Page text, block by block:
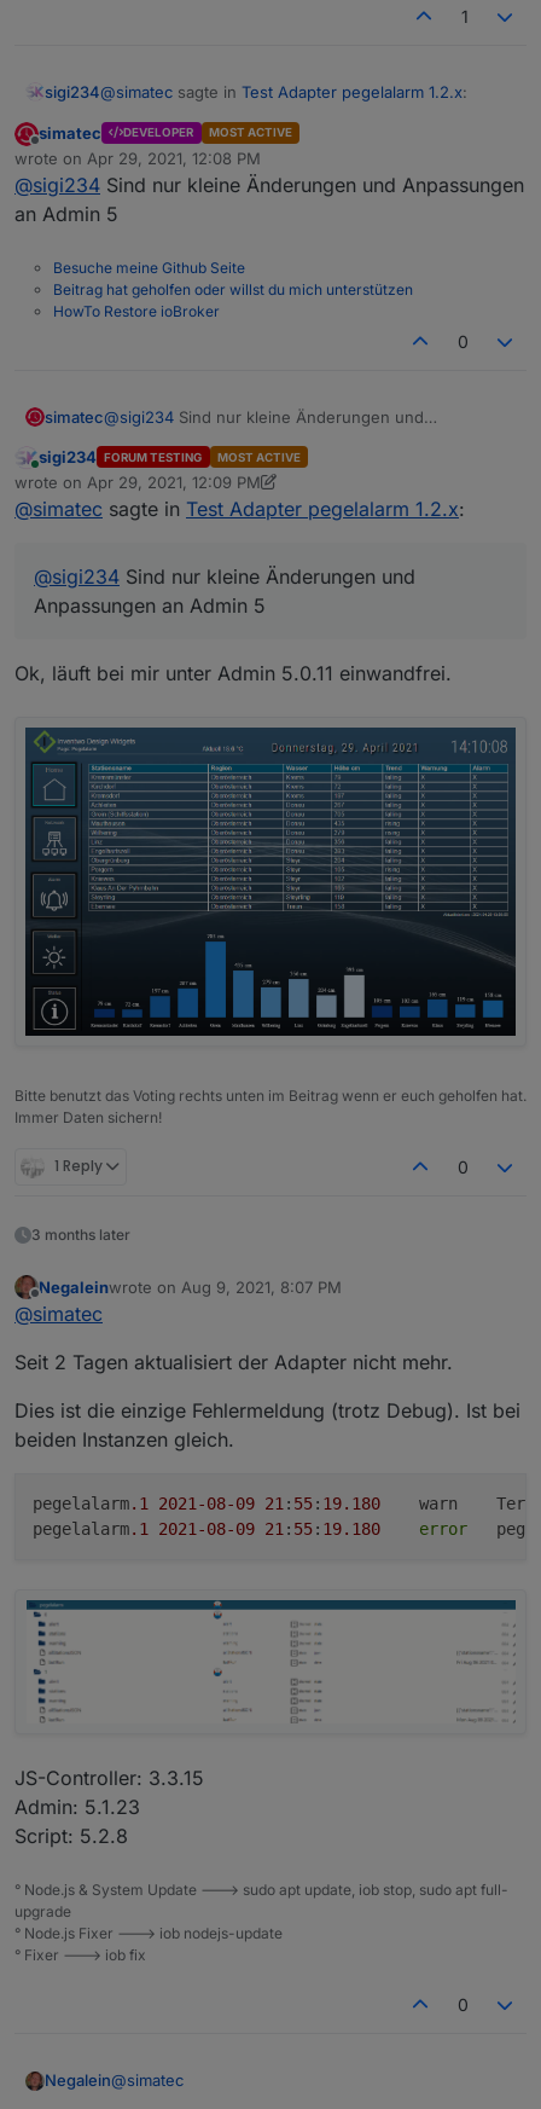
1
sigi234@simatec sagte in Test Adapter pegelalarm 1.2.x:
Ab sofort steht die Version 1.2.0 auf Github und
in Kürze auch im latest zur Verfügung.
1.2.0 (2021-04-29)
(simatec) Redesign Gui
Offline
simatec DEVELOPER MOST ACTIVE
wrote on Apr 29, 2021, 12:08 PM
last edited by
@sigi234 Sind nur kleine Änderungen und Anpassungen
an Admin 5
Besuche meine Github Seite
Beitrag hat geholfen oder willst du mich unterstützen
HowTo Restore ioBroker
0
simatec@sigi234 Sind nur kleine Änderungen und
Online
sigi234 FORUM TESTING MOST ACTIVE
wrote on Apr 29, 2021, 12:09 PM
last edited by sigi234 Apr 29, 2021, 2:11 PM
@simatec sagte in Test Adapter pegelalarm 1.2.x:
@sigi234 Sind nur kleine Änderungen und
Anpassungen an Admin 5
Ok, läuft bei mir unter Admin 5.0.11 einwandfrei.
Bitte benutzt das Voting rechts unten im Beitrag wenn er euch geholfen hat.
Immer Daten sichern!
1 Reply 0
3 months later
Offline
Negaleinwrote on Aug 9, 2021, 8:07 PM
last edited by
@simatec
Seit 2 Tagen aktualisiert der Adapter nicht mehr.
Dies ist die einzige Fehlermeldung (trotz Debug). Ist bei
beiden Instanzen gleich.
pegelalarm.1 2021-08-09 21: 55: 19.180
pegelalarm.1 2021-08-09 21: 55: 19.180 error
JS-Controller: 3.3.15
Admin: 5.1.23
Script: 5.2.8
° Node.js & System Update ---> sudo apt update, iob stop, sudo apt full-
upgrade
° Node.js Fixer ---> iob nodejs-update
° Fixer ---> iob fix
0
Negalein@simatec